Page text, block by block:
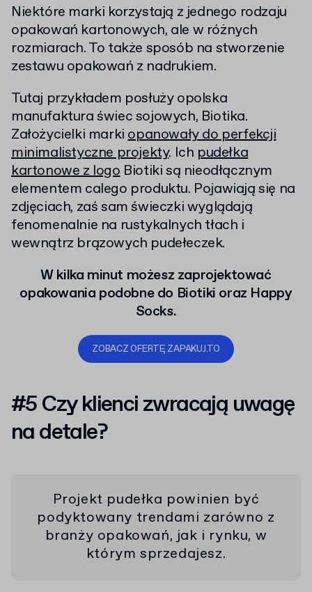
Niektóre marki korzystają z jednego rodzaju
opakowań kartonowych, ale w różnych
rozmiarach. To także sposób na stworzenie
zestawu opakowań z nadrukiem.
Tutaj przykładem posłuży opolska
manufaktura świec sojowych, Biotika.
Założycielki markiopanowały do perfekcji
minimalistyczne projekty. Ich pudełka
kartonowe z logoBiotiki są nieodłącznym
elementem calego produktu. Pojawiają się na
zdjęciach, zaś sam świeczki wyglądają
fenomenalnie na rustykalnych tłach i
wewnątrz brązowych pudełeczek.
W kilka minut możesz zaprojektować
opakowania podobne do Biotiki oraz Happy
Socks.
ZOBACZ OFERTĘ ZAPAKUJ.TO
#5 Czy klienci zwracają uwagę
na detale?
Projekt pudełka powinien być
podyktowany trendami zarówno z
branży opakowań, jak i rynku, w
którym sprzedajesz.